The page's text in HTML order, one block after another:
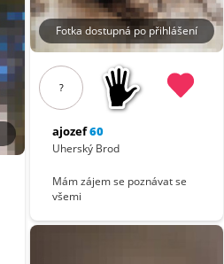
Fotka dostupná po přihlášení
?
ajozef60
Uherský Brod
Mám zájem se poznávat se
všemi